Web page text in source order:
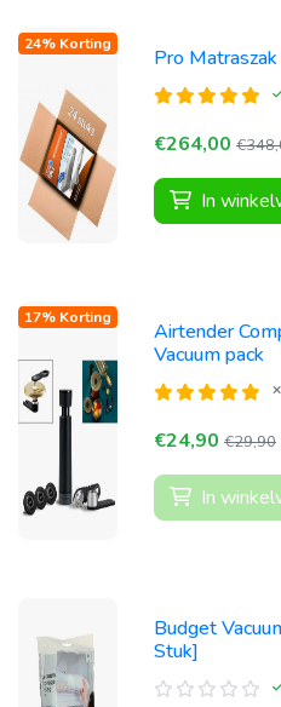
24% Korting
Pro
€264,00
In
17% Korting
Airtender
Vacuum pack
€24,90 €29,90
In
Budget
Stuk]